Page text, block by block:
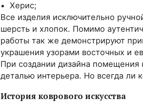
Херис;
Все изделия исключительно
шерсть и хлопок. Помимо
работы так же демонстрируют
украшения узорами восточных и
При создании дизайна помещения
деталью интерьера. Но всегда ли
История коврового искусства